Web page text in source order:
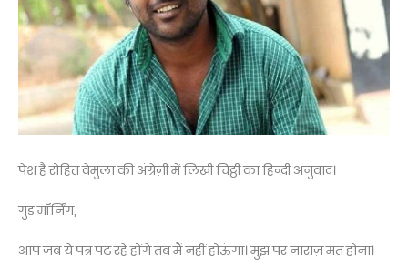
पेश है रोहित वेमुला की अंग्रेज़ी में लिखी चिट्ठी का हिन्दी अनुवाद।
गुड मॉर्निंग,
आप जब ये पत्र पढ़ रहे होंगे तब मैं नहीं होऊंगा। मुझ पर नाराज़ मत होना।